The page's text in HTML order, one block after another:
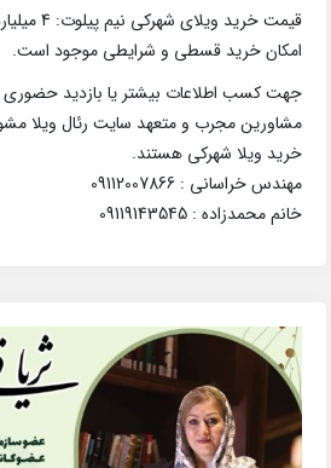
قیمت خرید ویلای شهرکی نیم پیلوت: 4 میلیارد و 500 میلیون تومان.
امکان خرید قسطی و شرایطی موجود است.
جهت کسب اطلاعات بیشتر یا بازدید حضوری
مشاورین مجرب و متعهد سایت رئال ویلا
خرید ویلا شهرکی هستند.
مهندس خراسانی : 09112007866
خانم محمدزاده : 09119143545